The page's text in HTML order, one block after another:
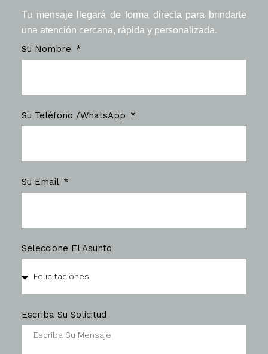
Tu mensaje llegará de forma directa para brindarte
una atención cercana, rápida y personalizada.
Su Nombre
Su Teléfono /WhatsApp
Su Email
Seleccione El Asunto
Escriba Su Solicitud